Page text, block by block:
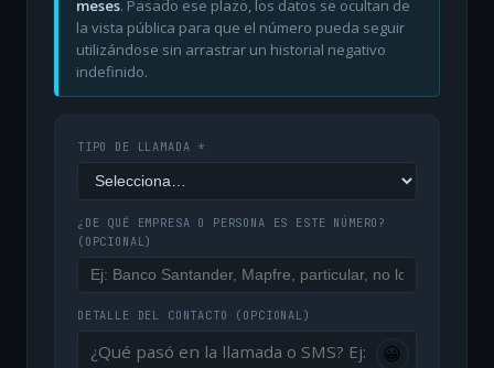
meses. Pasado ese plazo, los datos se ocultan de
la vista pública para que el número pueda seguir
utilizándose sin arrastrar un historial negativo
indefinido.
TIPO DE LLAMADA *
¿DE QUÉ EMPRESA O PERSONA ES ESTE NÚMERO?
(OPCIONAL)
DETALLE DEL CONTACTO (OPCIONAL)
😀